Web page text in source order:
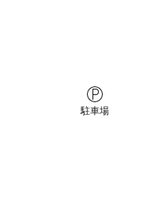
駐車場